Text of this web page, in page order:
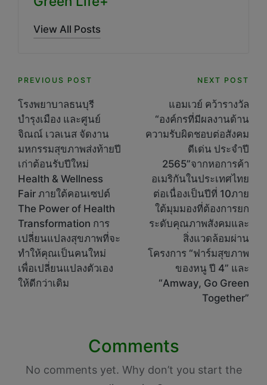
View All Posts
Post
navigation
PREVIOUS POST
โรงพยาบาลธนบุรี
บำรุงเมือง และศูนย์
จิณณ์ เวลเนส จัดงาน
มหกรรมสุขภาพส่งท้ายปี
เก่าต้อนรับปีใหม่
Health & Wellness
Fair ภายใต้คอนเซปต์
The Power of Health
Transformation การ
เปลี่ยนแปลงสุขภาพที่จะ
ทำให้คุณเป็นคนใหม่
เพื่อเปลี่ยนแปลงตัวเอง
ให้ดีกว่าเดิม
NEXT POST
แอมเวย์ คว้ารางวัล
“องค์กรที่มีผลงานด้าน
ความรับผิดชอบต่อสังคม
ดีเด่น ประจำปี
2565”จากหอการค้า
อเมริกันในประเทศไทย
ต่อเนื่องเป็นปีที่ 10ภาย
ใต้มุมมองที่ต้องการยก
ระดับคุณภาพสังคมและ
สิ่งแวดล้อมผ่าน
โครงการ “ฟาร์มสุขภาพ
ของหนู ปี 4” และ
“Amway, Go Green
Together”
Comments
No comments yet. Why don’t you start the